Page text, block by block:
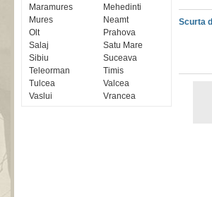
Maramures
Mehedinti
Mures
Neamt
Olt
Prahova
Salaj
Satu Mare
Sibiu
Suceava
Teleorman
Timis
Tulcea
Valcea
Vaslui
Vrancea
Scurta